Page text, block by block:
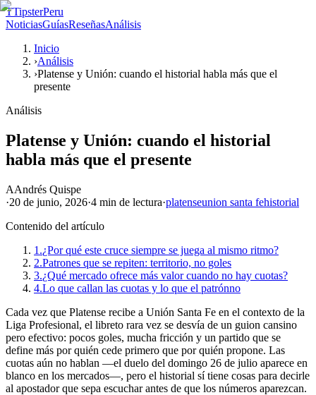
TTipsterPeru
NoticiasGuíasReseñasAnálisis
Inicio
›Análisis
›Platense y Unión: cuando el historial habla más que el
presente
Análisis
Platense y Unión: cuando el historial
habla más que el presente
AAndrés Quispe
·20 de junio, 2026·4 min de lectura·platenseunion santa fehistorial
Contenido del artículo
1.¿Por qué este cruce siempre se juega al mismo ritmo?
2.Patrones que se repiten: territorio, no goles
3.¿Qué mercado ofrece más valor cuando no hay cuotas?
4.Lo que callan las cuotas y lo que el patrónno
Cada vez que Platense recibe a Unión Santa Fe en el contexto de la
Liga Profesional, el libreto rara vez se desvía de un guion cansino
pero efectivo: pocos goles, mucha fricción y un partido que se
define más por quién cede primero que por quién propone. Las
cuotas aún no hablan —el duelo del domingo 26 de julio aparece en
blanco en los mercados—, pero el historial sí tiene cosas para decirle
al apostador que sepa escuchar antes de que los números aparezcan.